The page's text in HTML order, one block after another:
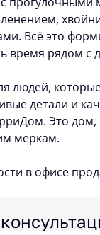
Всё это
время рядом с
людей,
детали и
Это
меркам.
в офисе